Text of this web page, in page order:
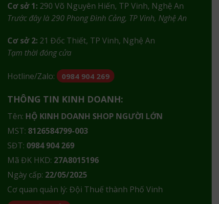
Cơ sở 1: 290 Võ Nguyên Hiến, TP Vinh, Nghệ An
Trước đây là 290 Phong Đình Cảng, TP Vinh, Nghệ An
Cơ sở 2: 21 Đốc Thiết, TP Vinh, Nghệ An
Tạm thời đóng cửa
Hotline/Zalo: 0984 904 269
THÔNG TIN KINH DOANH:
Tên: HỘ KINH DOANH SHOP NGƯỜI LỚN
MST: 8126584799-003
SĐT: 0984 904 269
Mã ĐK HKD: 27A8015196
Ngày cấp: 22/05/2025
Cơ quan quản lý: Đội Thuế thành Phố Vinh